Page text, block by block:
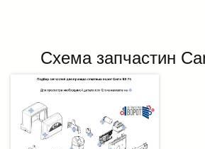
Схема запчастин